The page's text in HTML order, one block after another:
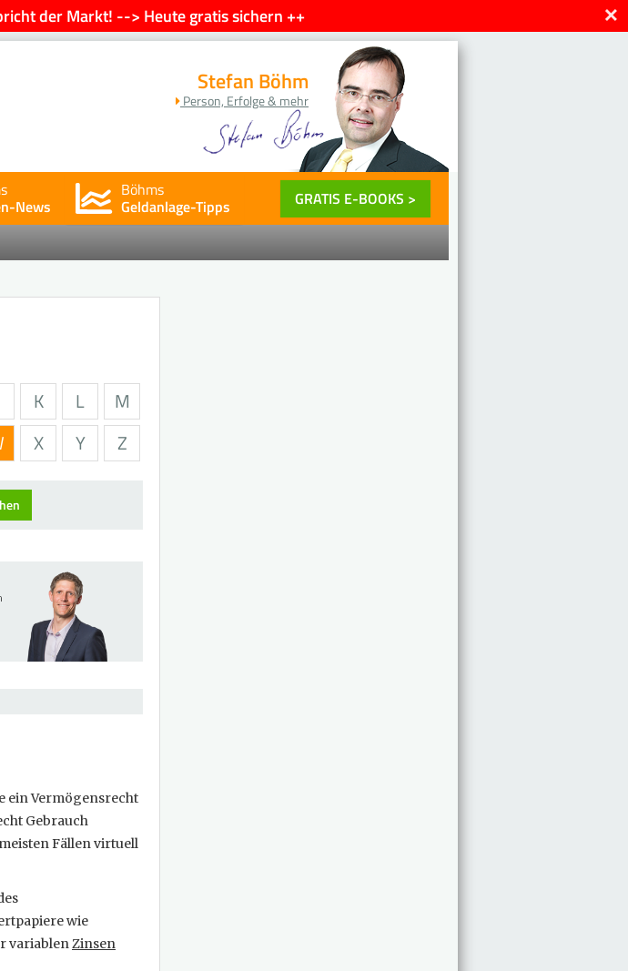
der Markt! --> Heute gratis sichern ++ ×
Stefan Böhm
Person, Erfolge & mehr
News
Böhms
Geldanlage-Tipps
GRATIS E-BOOKS >
K L
M
X Y Z
ein Vermögensrecht
Gebrauch
Fällen virtuell
wie
variablenZinsen